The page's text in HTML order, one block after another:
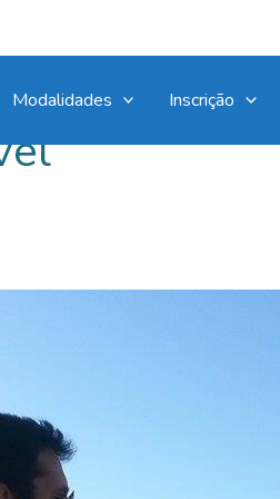
Modalidades Inscrição